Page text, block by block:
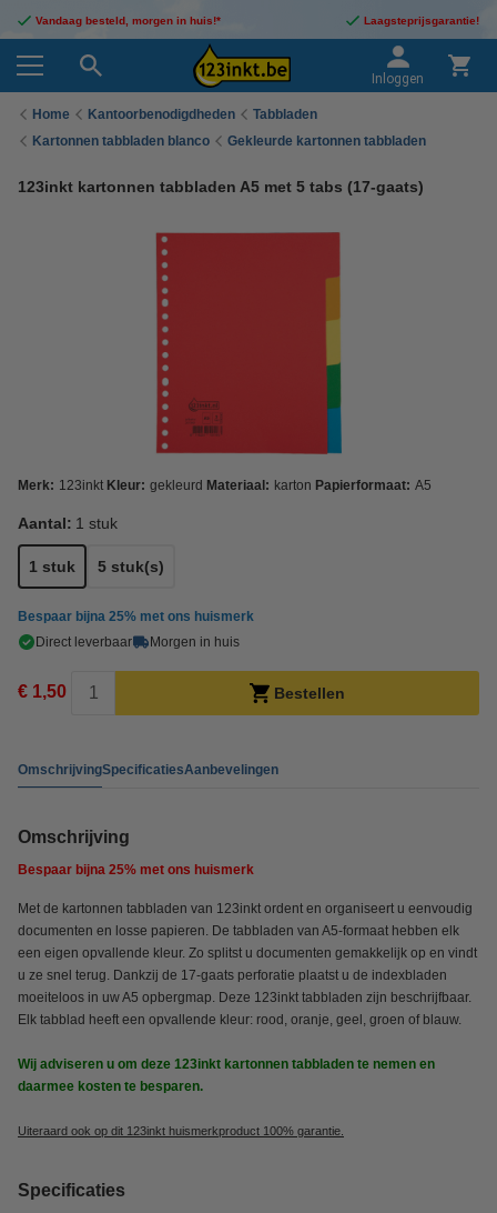
Vandaag besteld, morgen in huis!* Laagsteprijsgarantie!
Inloggen
Home Kantoorbenodigdheden
Tabbladen
Kartonnen tabbladen blanco
Gekleurde kartonnen tabbladen
123inkt kartonnen tabbladen A5 met 5 tabs (17-gaats)
Merk: 123inkt Kleur: gekleurd Materiaal: karton Papierformaat: A5
Aantal: 1 stuk
1 stuk 5 stuk(s)
Bespaar bijna 25% met ons huismerk
Direct leverbaar
Morgen in huis
€ 1,50 Bestellen
OmschrijvingSpecificatiesAanbevelingen
Omschrijving
Bespaar bijna 25% met ons huismerk
Met de kartonnen tabbladen van 123inkt ordent en organiseert u eenvoudig
documenten en losse papieren. De tabbladen van A5-formaat hebben elk
een eigen opvallende kleur. Zo splitst u documenten gemakkelijk op en vindt
u ze snel terug. Dankzij de 17-gaats perforatie plaatst u de indexbladen
moeiteloos in uw A5 opbergmap. Deze 123inkt tabbladen zijn beschrijfbaar.
Elk tabblad heeft een opvallende kleur: rood, oranje, geel, groen of blauw.
Wij adviseren u om deze 123inkt kartonnen tabbladen te nemen en
daarmee kosten te besparen.
Uiteraard ook op dit 123inkt huismerkproduct 100% garantie.
Specificaties